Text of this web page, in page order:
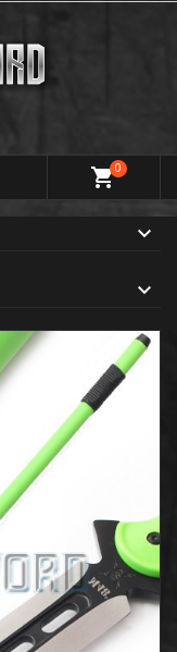
shopping_cart0